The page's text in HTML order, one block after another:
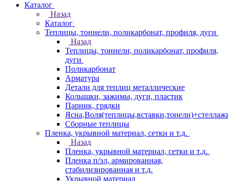
Каталог
Назад
Каталог
Теплицы, тоннели, поликарбонат, профиля, дуги
Назад
Теплицы, тоннели, поликарбонат, профиля,
дуги
Поликарбонат
Арматура
Детали для теплиц металлические
Колышки, зажимы, дуги, пластик
Парник, грядки
Сборные теплицы
Пленка, укрывной материал, сетки и т.д.
Назад
Пленка, укрывной материал, сетки и т.д.
Пленка п/эл, армированная,
стабилизированная и т.д.
Укрывной материал